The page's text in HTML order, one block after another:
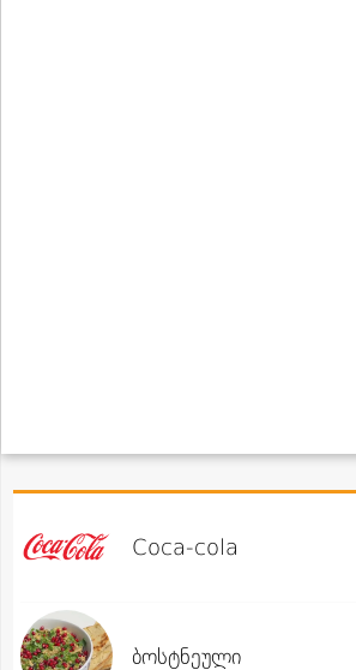
Coca-cola
ბოსტნეული